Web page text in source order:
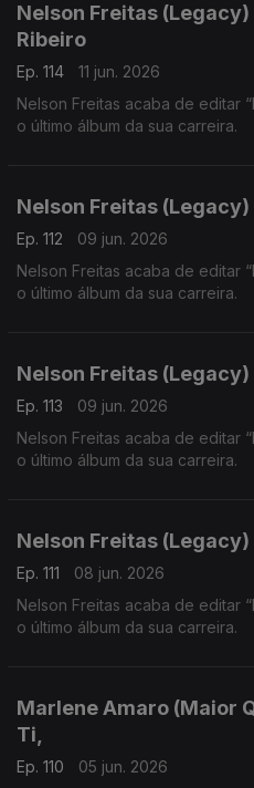
Nelson Freitas
Ribeiro
Ep. 114
11 jun. 2026
Nelson Freitas acaba de editar
o último álbum da sua carreira.
Nelson Freitas
Ep. 112
09 jun. 2026
Nelson Freitas acaba de editar
o último álbum da sua carreira.
Nelson Freitas (Legacy)
Ep. 113
09 jun. 2026
Nelson Freitas acaba de editar
o último álbum da sua carreira.
Nelson Freitas
Ep. 111
08 jun. 2026
Nelson Freitas acaba de editar
o último álbum da sua carreira.
Marlene Amaro (Maior
Ti,
Ep. 110
05 jun. 2026